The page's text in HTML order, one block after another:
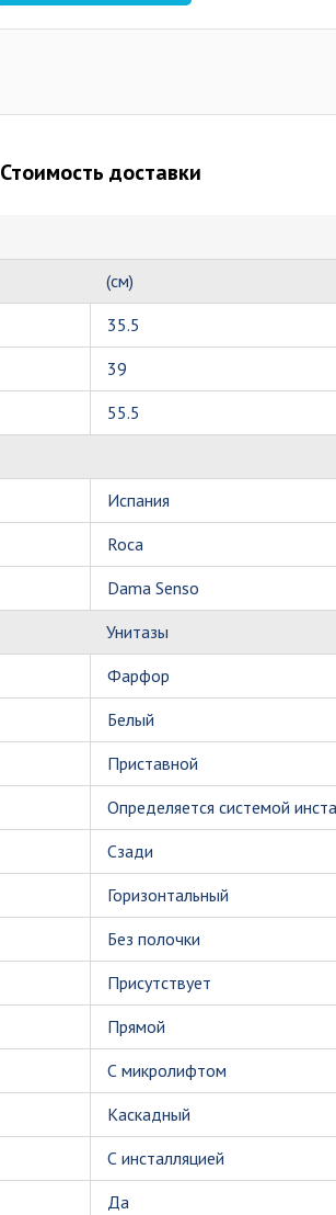
Стоимость доставки
(см)
35.5
39
55.5
Испания
Roca
Dama Senso
Унитазы
Фарфор
Белый
Приставной
Определяется системой
Сзади
Горизонтальный
Без полочки
Присутствует
Прямой
С микролифтом
Каскадный
С инсталляцией
Да